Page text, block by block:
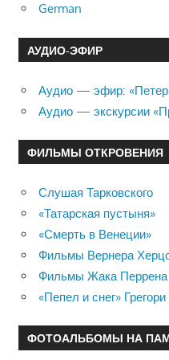
German
АУДИО-ЭФИР
Аудио — эфир:
Аудио — экскурсии
ФИЛЬМЫ ОТКРОВЕНИЯ
Слушая Тарковского
«Татарская пустыня»
«Смерть в Венеции»
Фильмы Вернера
Фильмы Жака Перрена
«Пепел и снег»
ФОТОАЛЬБОМЫ НА